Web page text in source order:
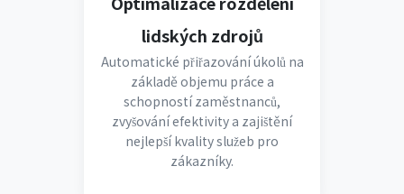
lidských zdrojů
Automatické přiřazování úkolů na
základě objemu práce a
schopností zaměstnanců,
zvyšování efektivity a zajištění
nejlepší kvality služeb pro
zákazníky.